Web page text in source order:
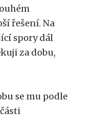
řešení. Na
spory dál
za dobu,
se mu podle